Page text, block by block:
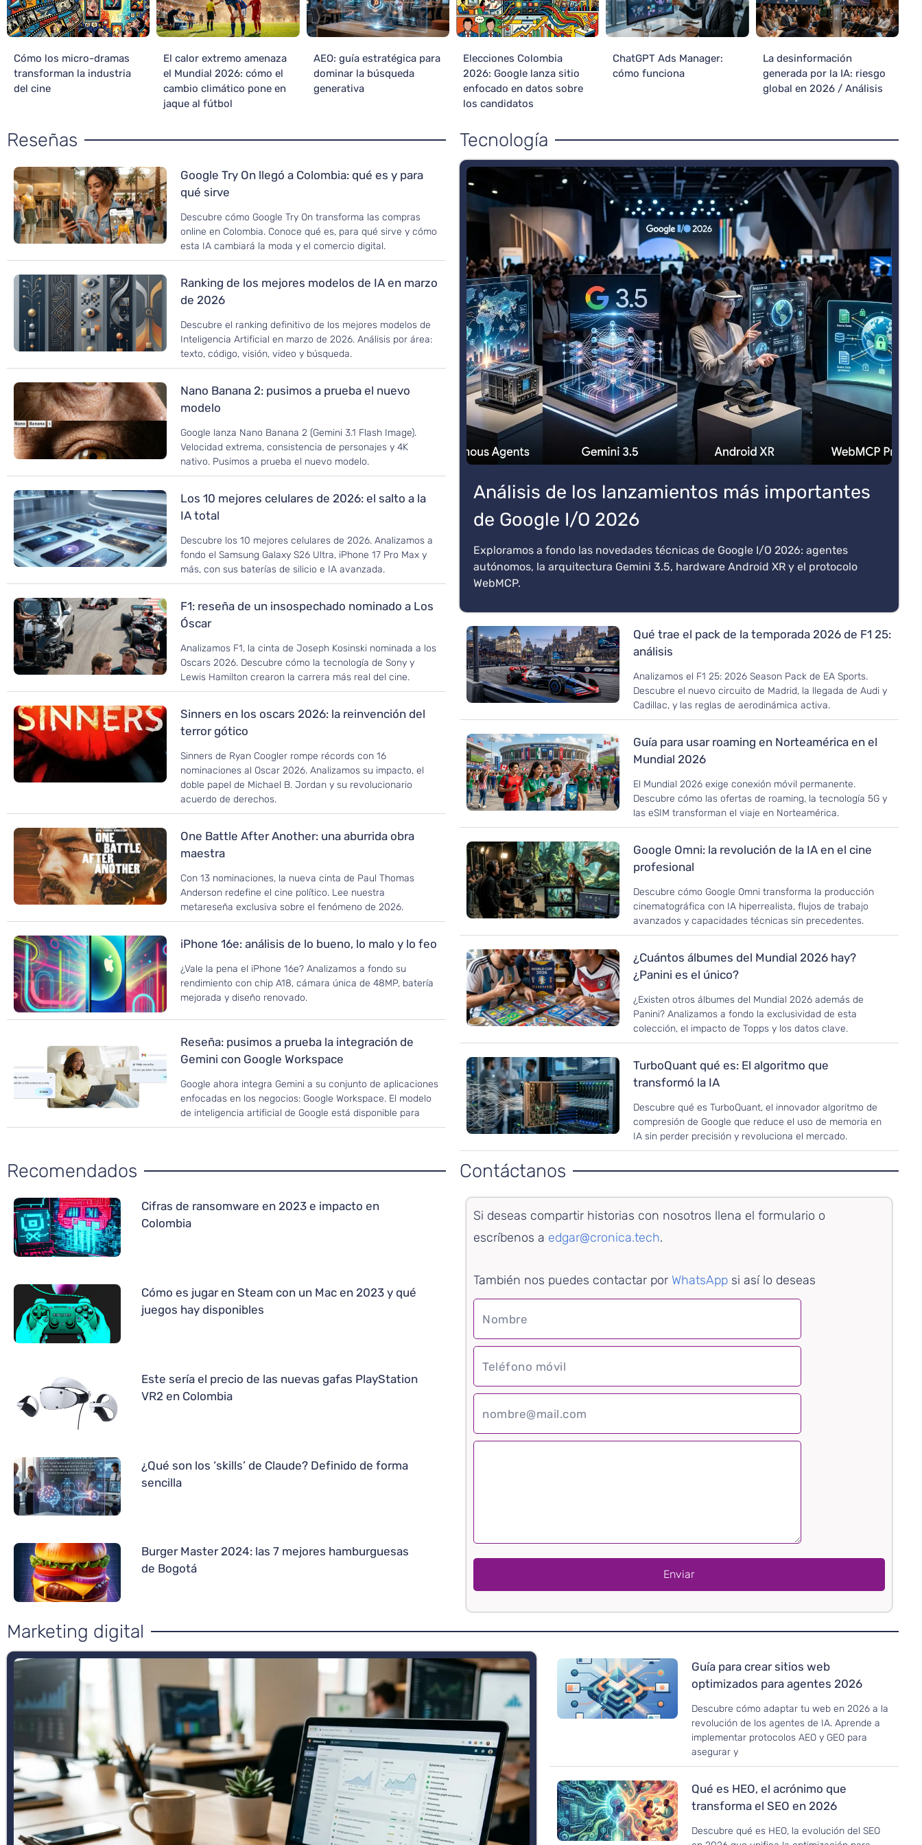
Cómo los micro-dramas
transforman la industria
del cine
El calor extremo amenaza
el Mundial 2026: cómo el
cambio climático pone en
jaque al fútbol
AEO: guía estratégica para
dominar la búsqueda
generativa
Elecciones Colombia
2026: Google lanza sitio
enfocado en datos sobre
los candidatos
ChatGPT Ads Manager:
cómo funciona
La desinformación
generada por la IA: riesgo
global en 2026 / Análisis
Reseñas
Google Try On llegó a Colombia: qué es y para
qué sirve
Descubre cómo Google Try On transforma las compras
online en Colombia. Conoce qué es, para qué sirve y cómo
esta IA cambiará la moda y el comercio digital.
Ranking de los mejores modelos de IA en marzo
de 2026
Descubre el ranking definitivo de los mejores modelos de
Inteligencia Artificial en marzo de 2026. Análisis por área:
texto, código, visión, video y búsqueda.
Nano Banana 2: pusimos a prueba el nuevo
modelo
Google lanza Nano Banana 2 (Gemini 3.1 Flash Image).
Velocidad extrema, consistencia de personajes y 4K
nativo. Pusimos a prueba el nuevo modelo.
Los 10 mejores celulares de 2026: el salto a la
IA total
Descubre los 10 mejores celulares de 2026. Analizamos a
fondo el Samsung Galaxy S26 Ultra, iPhone 17 Pro Max y
más, con sus baterías de silicio e IA avanzada.
F1: reseña de un insospechado nominado a Los
Óscar
Analizamos F1, la cinta de Joseph Kosinski nominada a los
Oscars 2026. Descubre cómo la tecnología de Sony y
Lewis Hamilton crearon la carrera más real del cine.
Sinners en los oscars 2026: la reinvención del
terror gótico
Sinners de Ryan Coogler rompe récords con 16
nominaciones al Oscar 2026. Analizamos su impacto, el
doble papel de Michael B. Jordan y su revolucionario
acuerdo de derechos.
One Battle After Another: una aburrida obra
maestra
Con 13 nominaciones, la nueva cinta de Paul Thomas
Anderson redefine el cine político. Lee nuestra
metareseña exclusiva sobre el fenómeno de 2026.
iPhone 16e: análisis de lo bueno, lo malo y lo feo
¿Vale la pena el iPhone 16e? Analizamos a fondo su
rendimiento con chip A18, cámara única de 48MP, batería
mejorada y diseño renovado.
Reseña: pusimos a prueba la integración de
Gemini con Google Workspace
Google ahora integra Gemini a su conjunto de aplicaciones
enfocadas en los negocios: Google Workspace. El modelo
de inteligencia artificial de Google está disponible para
Tecnología
Análisis de los lanzamientos más importantes
de Google I/O 2026
Exploramos a fondo las novedades técnicas de Google I/O 2026: agentes
autónomos, la arquitectura Gemini 3.5, hardware Android XR y el protocolo
WebMCP.
Qué trae el pack de la temporada 2026 de F1 25:
análisis
Analizamos el F1 25: 2026 Season Pack de EA Sports.
Descubre el nuevo circuito de Madrid, la llegada de Audi y
Cadillac, y las reglas de aerodinámica activa.
Guía para usar roaming en Norteamérica en el
Mundial 2026
El Mundial 2026 exige conexión móvil permanente.
Descubre cómo las ofertas de roaming, la tecnología 5G y
las eSIM transforman el viaje en Norteamérica.
Google Omni: la revolución de la IA en el cine
profesional
Descubre cómo Google Omni transforma la producción
cinematográfica con IA hiperrealista, flujos de trabajo
avanzados y capacidades técnicas sin precedentes.
¿Cuántos álbumes del Mundial 2026 hay?
¿Panini es el único?
¿Existen otros álbumes del Mundial 2026 además de
Panini? Analizamos a fondo la exclusividad de esta
colección, el impacto de Topps y los datos clave.
TurboQuant qué es: El algoritmo que
transformó la IA
Descubre qué es TurboQuant, el innovador algoritmo de
compresión de Google que reduce el uso de memoria en
IA sin perder precisión y revoluciona el mercado.
Recomendados
Cifras de ransomware en 2023 e impacto en
Colombia
Cómo es jugar en Steam con un Mac en 2023 y qué
juegos hay disponibles
Este sería el precio de las nuevas gafas PlayStation
VR2 en Colombia
¿Qué son los ‘skills’ de Claude? Definido de forma
sencilla
Burger Master 2024: las 7 mejores hamburguesas
de Bogotá
Contáctanos
Si deseas compartir historias con nosotros llena el formulario o
escríbenos a edgar@cronica.tech.
También nos puedes contactar por WhatsApp si así lo deseas
Enviar
Marketing digital
Guía para crear sitios web
optimizados para agentes 2026
Descubre cómo adaptar tu web en 2026 a la
revolución de los agentes de IA. Aprende a
implementar protocolos AEO y GEO para
asegurar y
Qué es HEO, el acrónimo que
transforma el SEO en 2026
Descubre qué es HEO, la evolución del SEO